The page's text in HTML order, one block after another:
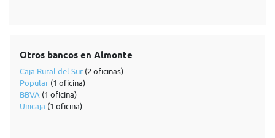
Otros bancos en Almonte
Caja Rural del Sur (2 oficinas)
Popular (1 oficina)
BBVA (1 oficina)
Unicaja (1 oficina)